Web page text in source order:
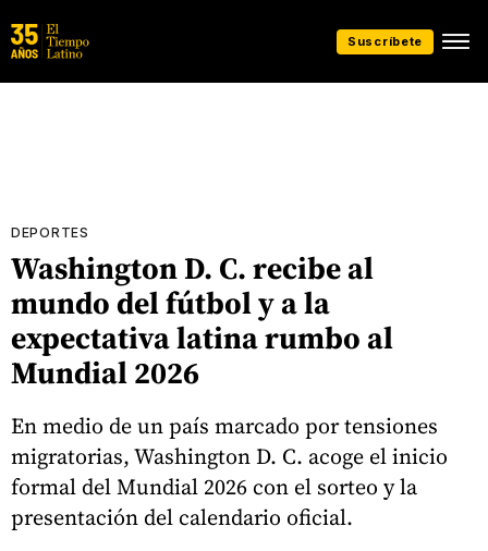
Suscríbete
DEPORTES
Washington D. C. recibe al
mundo del fútbol y a la
expectativa latina rumbo al
Mundial 2026
En medio de un país marcado por tensiones
migratorias, Washington D. C. acoge el inicio
formal del Mundial 2026 con el sorteo y la
presentación del calendario oficial.